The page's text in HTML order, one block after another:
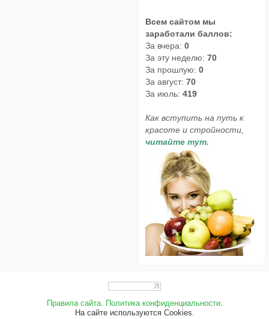
Всем сайтом мы
заработали баллов:
За вчера: 0
За эту неделю: 70
За прошлую: 0
За август: 70
За июль: 419
Как вступить на путь к
красоте и стройности,
читайте тут.
Правила сайта. Политика конфиденциальности.
На сайте используются Cookies.